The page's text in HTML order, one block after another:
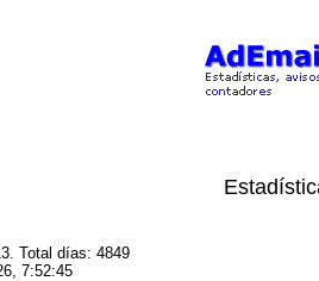
Total días: 4849
7:52:45